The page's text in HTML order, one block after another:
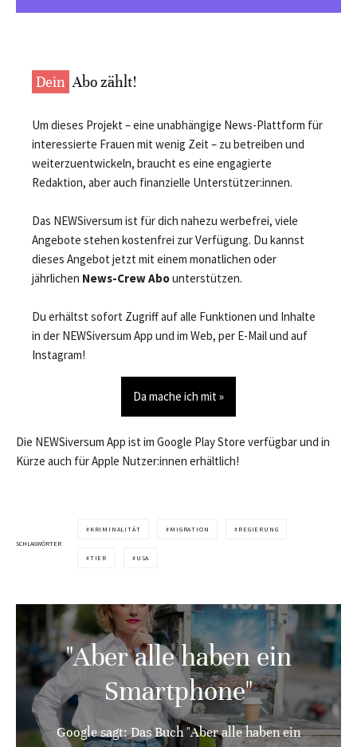
Dein Abo zählt!
Um dieses Projekt – eine unabhängige News-Plattform für
interessierte Frauen mit wenig Zeit – zu betreiben und
weiterzuentwickeln, braucht es eine engagierte
Redaktion, aber auch finanzielle Unterstützer:innen.
Das NEWSiversum ist für dich nahezu werbefrei, viele
Angebote stehen kostenfrei zur Verfügung. Du kannst
dieses Angebot jetzt mit einem monatlichen oder
jährlichen News-Crew Abounterstützen.
Du erhältst sofort Zugriff auf alle Funktionen und Inhalte
in der NEWSiversum App und im Web, per E-Mail und auf
Instagram!
Da mache ich mit »
Die NEWSiversum App ist im Google Play Store verfügbar und in
Kürze auch für Apple Nutzer:innen erhältlich!
SCHLAGWÖRTER
KRIMINALITÄT MIGRATION REGIERUNG
TIER USA
"Aber alle haben ein
Smartphone"
Google sagt: Das Buch "Aber alle haben ein